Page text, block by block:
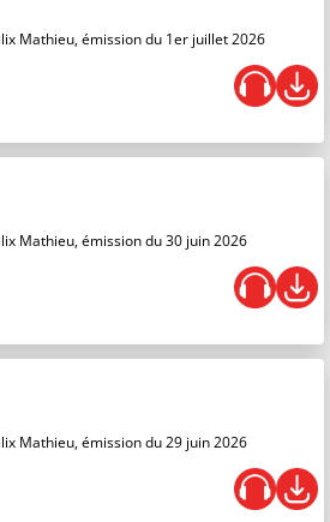
Mathieu, émission du 1er juillet 2026
Mathieu, émission du 30 juin 2026
Mathieu, émission du 29 juin 2026